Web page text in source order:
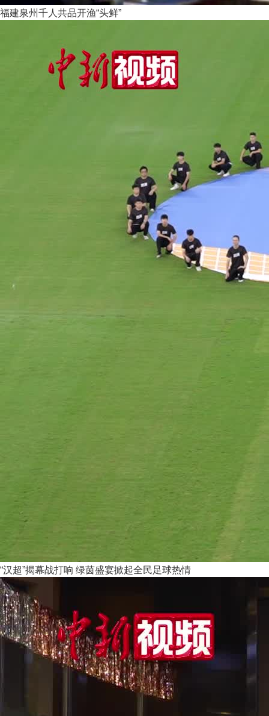
福建泉州千人共品开渔“头鲜”
“汉超”揭幕战打响 绿茵盛宴掀起全民足球热情